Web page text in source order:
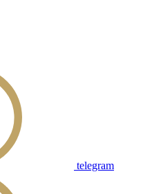
telegram